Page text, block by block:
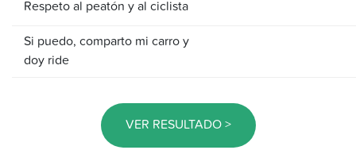
Respeto al peatón y al ciclista
Si puedo, comparto mi carro y
doy ride
VER RESULTADO >